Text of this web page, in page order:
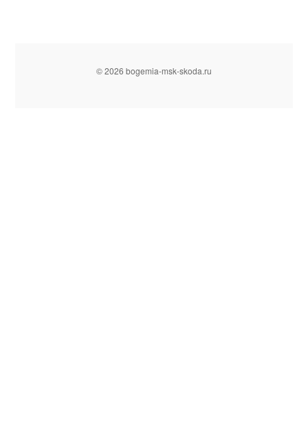
© 2026 bogemia-msk-skoda.ru